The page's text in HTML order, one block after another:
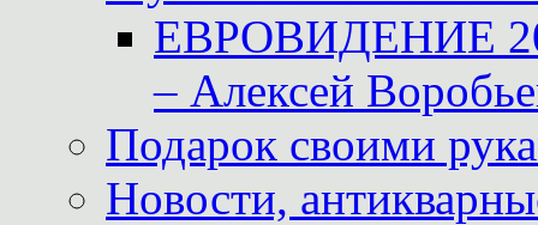
ЕВРОВИДЕНИЕ
– Алексей
Подарок своими
Новости,